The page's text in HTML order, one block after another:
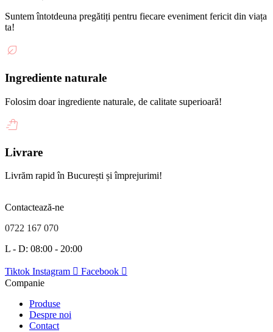
Suntem întotdeuna pregătiți pentru fiecare eveniment fericit din viața
ta!
Ingrediente naturale
Folosim doar ingrediente naturale, de calitate superioară!
Livrare
Livrăm rapid în București și împrejurimi!
Contactează-ne
0722 167 070
L - D: 08:00 - 20:00
Tiktok Instagram
Facebook
Companie
Produse
Despre noi
Contact